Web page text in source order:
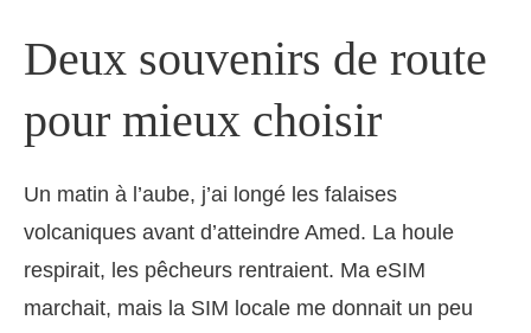
Deux souvenirs de route
pour mieux choisir
Un matin à l’aube, j’ai longé les falaises
volcaniques avant d’atteindre Amed. La houle
respirait, les pêcheurs rentraient. Ma eSIM
marchait, mais la SIM locale me donnait un peu